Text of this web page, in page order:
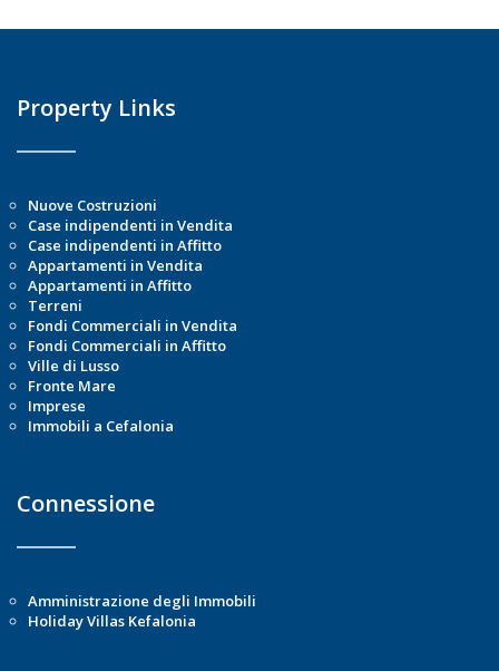
Property Links
Nuove Costruzioni
Case indipendenti in Vendita
Case indipendenti in Affitto
Appartamenti in Vendita
Appartamenti in Affitto
Terreni
Fondi Commerciali in Vendita
Fondi Commerciali in Affitto
Ville di Lusso
Fronte Mare
Imprese
Immobili a Cefalonia
Connessione
Amministrazione degli Immobili
Holiday Villas Kefalonia